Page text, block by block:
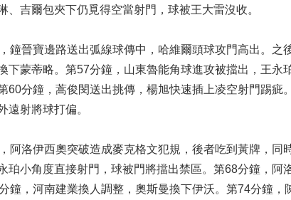
、吉爾包夾下仍覓得空當射門，球被王大雷沒收。
晉寶邊路送出弧線球傳中，哈維爾頭球攻門高出。之
下蒙蒂略。第57分鐘，山東魯能角球進攻被擋出，王永
60分鐘，蒿俊閔送出挑傳，楊旭快速插上凌空射門踢疵
遠射將球打偏。
洛伊西奧突破造成麥克格文犯規，後者吃到黃牌，同
珀小角度直接射門，球被門將擋出禁區。第68分鐘，阿
鐘，河南建業換人調整，奧斯曼換下伊沃。第74分鐘，